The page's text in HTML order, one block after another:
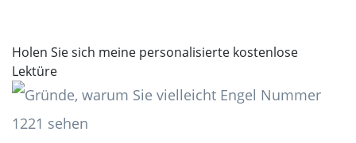
Holen Sie sich meine personalisierte kostenlose
Lektüre